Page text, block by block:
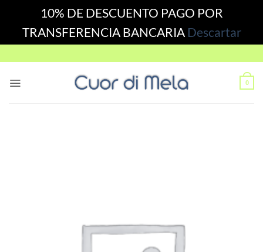
10% DE DESCUENTO PAGO POR
TRANSFERENCIA BANCARIA Descartar
to
0